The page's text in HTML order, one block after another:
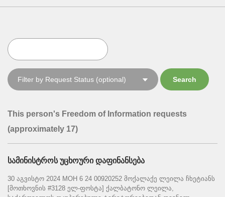
This person's Freedom of Information requests
(approximately 17)
სამინისტროს უცხოური დაფინანსება
30 აგვისტო 2024 MOH 6 24 00920252 მოქალაქე ლეილა ჩხეტიანს
[მოთხოვნის #3128 ელ-ფოსტა] ქალბატონო ლეილა,